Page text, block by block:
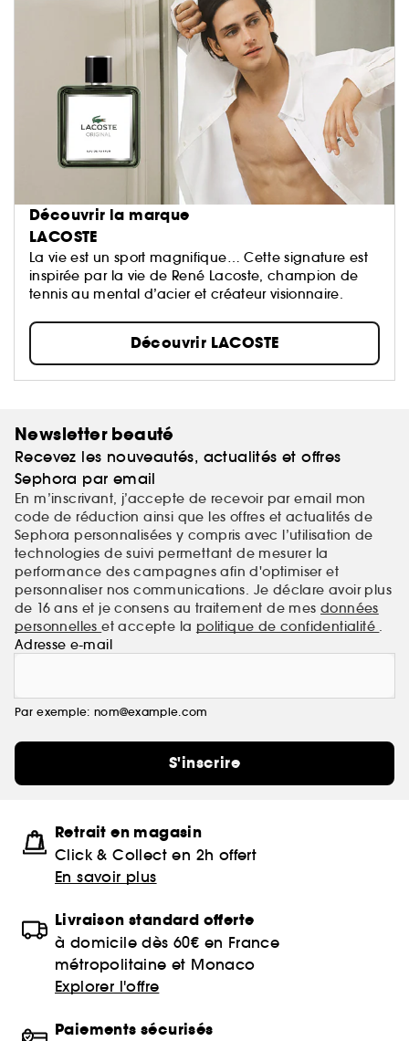
Découvrir la marque
LACOSTE
La vie est un sport magnifique… Cette signature est
inspirée par la vie de René Lacoste, champion de
tennis au mental d’acier et créateur visionnaire.
Découvrir LACOSTE
Newsletter beauté
Recevez les nouveautés, actualités et offres
Sephora par email
En m’inscrivant, j’accepte de recevoir par email mon
code de réduction ainsi que les offres et actualités de
Sephora personnalisées y compris avec l’utilisation de
technologies de suivi permettant de mesurer la
performance des campagnes afin d'optimiser et
personnaliser nos communications. Je déclare avoir plus
de 16 ans et je consens au traitement de mes données
personnelleset accepte la politique de confidentialité .
Adresse e-mail
Par exemple: nom@example.com
S'inscrire
Retrait en magasin
Click & Collect en 2h offert
En savoir plus
Livraison standard offerte
à domicile dès 60€ en France
métropolitaine et Monaco
Explorer l'offre
Paiements sécurisés